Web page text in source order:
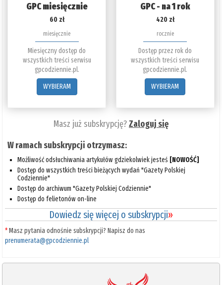
GPC miesięcznie
60 zł
miesięcznie
Miesięczny dostęp do
wszystkich treści serwisu
gpcodziennie.pl.
WYBIERAM
GPC - na 1 rok
420 zł
rocznie
Dostęp przez rok do
wszystkich treści serwisu
gpcodziennie.pl.
WYBIERAM
Masz już subskrypcję?Zaloguj się
W ramach subskrypcji otrzymasz:
Możliwość odsłuchiwania artykułów gdziekolwiek jesteś [NOWOŚĆ]
Dostęp do wszystkich treści bieżących wydań "Gazety Polskiej
Codziennie"
Dostęp do archiwum "Gazety Polskiej Codziennie"
Dostęp do felietonów on-line
Dowiedz się więcej o subskrypcji»
*Masz pytania odnośnie subskrypcji? Napisz do nas
prenumerata@gpcodziennie.pl